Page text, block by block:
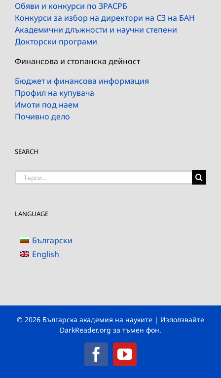
Обяви и конкурси по ЗРАСРБ
Конкурси за избор на директори на СЗ на БАН
Академични длъжности и научни степени
Докторски програми
Финансова и стопанска дейност
Бюджет и финансова информация
Профил на купувача
Имоти под наем
Почивно дело
SEARCH
Търсене
LANGUAGE
Български
English
© 2026 Българска академия на науките | Използвайте
DarkReader.org за тъмен фон.
FacebookYouTube